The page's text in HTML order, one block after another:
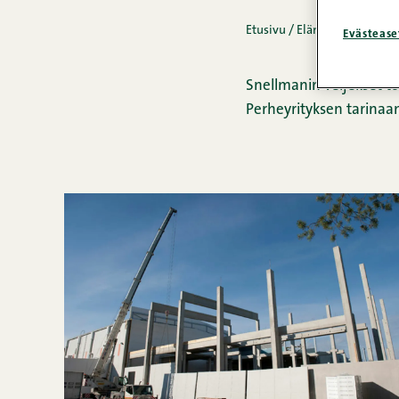
Etusivu / Elämää
Snellmanin veljekset
Perheyrityksen